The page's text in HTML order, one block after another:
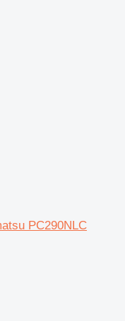
PC290NLC